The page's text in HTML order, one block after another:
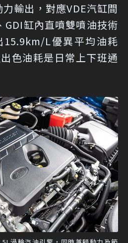
輸出，對應VDE汽缸間
GDI缸內直噴雙噴油技術
15.9km/L優異平均油耗
色油耗是日常上下班通